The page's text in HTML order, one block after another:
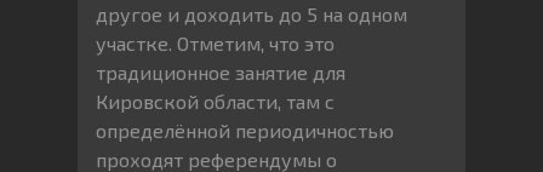
другое и доходить до 5 на одном
участке. Отметим, что это
традиционное занятие для
Кировской области, там с
определённой периодичностью
проходят референдумы о